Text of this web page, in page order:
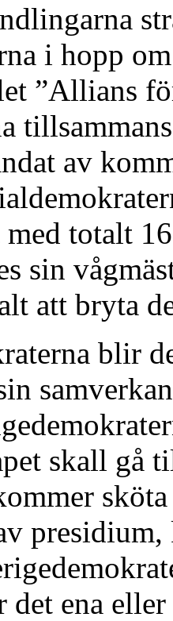
i hopp
”Allians
av
totalt
sin
att bryta
blir
skall gå
presidium,
ena